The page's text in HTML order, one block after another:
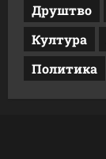
Друштво
Култура
Политика